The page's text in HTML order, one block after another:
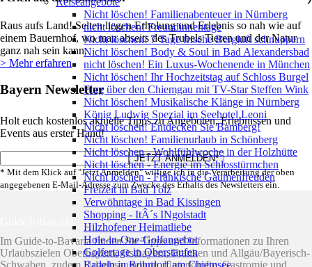
Raus aufs Land! Selten liegen Erholung und Erlebnis so nah wie auf
einem Bauernhof, wo man abseits des Trubels Tieren und der Natur
ganz nah sein kann.
> Mehr erfahren
Bayern Newsletter
Holt euch kostenlos aktuelle Tipps zu Angeboten, Erlebnissen und
Events aus erster Hand!
* Mit dem Klick auf "Jetzt Anmelden" willige ich in die Verarbeitung der oben
angegebenen E-Mail-Adresse zum Zwecke des Erhalts des Newsletters ein.
Im Guide-to-Bavaria finden Sie Tipps und Informationen zu Ihren
Urlaubszielen Oberbayern, Ostbayern, Franken und Allgäu/Bayerisch-
Nicht löschen! Familienabenteuer in Nürnberg
nicht löschen! Freundinnentage
Nicht löschen! 7 Tage frische Bergluft schnuppern
Nicht löschen! Body & Soul in Bad Alexandersbad
nicht löschen! Ein Luxus-Wochenende in München
Nicht löschen! Ihr Hochzeitstag auf Schloss Burgel
Flug über den Chiemgau mit TV-Star Steffen Wink
Nicht löschen! Musikalische Klänge in Nürnberg
König Ludwig Spezial im Seehotel Leoni
Nicht löschen! Entdecken Sie Bamberg!
Nicht löschen! Familienurlaub in Schönberg
Nicht löschen - Wohlfühlwoche in der Holzhütte
Nicht löschen - Energie im Schlosstürmchen
Nicht löschen - Fränkische Gaumenfreuden
Freizeit in Bad Tölz
Verwöhntage in Bad Kissingen
Shopping - ItÂ´s INgolstadt
Hilzhofener Heimatliebe
Hole-in-One-Golfangebot
Golfertage in Oberstaufen
Radeln in Rohrdorf am Chiemsee